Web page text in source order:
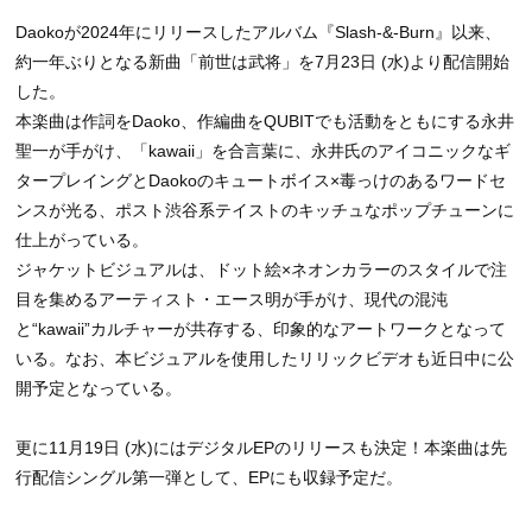
Daokoが2024年にリリースしたアルバム『Slash-&-Burn』以来、
約一年ぶりとなる新曲「前世は武将」を7月23日 (水)より配信開始
した。
本楽曲は作詞をDaoko、作編曲をQUBITでも活動をともにする永井
聖一が手がけ、「kawaii」を合言葉に、永井氏のアイコニックなギ
タープレイングとDaokoのキュートボイス×毒っけのあるワードセ
ンスが光る、ポスト渋谷系テイストのキッチュなポップチューンに
仕上がっている。
ジャケットビジュアルは、ドット絵×ネオンカラーのスタイルで注
目を集めるアーティスト・エース明が手がけ、現代の混沌
と“kawaii”カルチャーが共存する、印象的なアートワークとなって
いる。なお、本ビジュアルを使用したリリックビデオも近日中に公
開予定となっている。
更に11月19日 (水)にはデジタルEPのリリースも決定！本楽曲は先
行配信シングル第一弾として、EPにも収録予定だ。